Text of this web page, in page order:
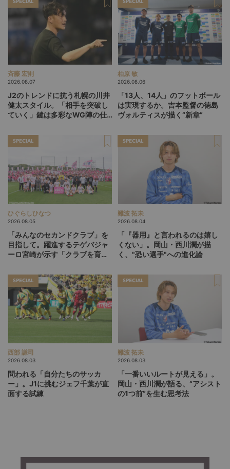
SPECIAL
斉藤 宏則
2026.08.07
J2のトレンドに抗う札幌の川井
健太スタイル。「相手を突破し
ていく」鍵は多彩なWG陣の仕
SPECIAL
柏原 敏
2026.08.06
「13人、14人」のフットボール
は実現するか。吉本監督の徳島
ヴォルティスが描く“新章”
SPECIAL
ひぐらしひなつ
2026.08.05
「みんなのセカンドクラブ」を
目指して。躍進するテゲバジャ
ーロ宮崎が示す「クラブを育て
SPECIAL
難波 拓未
2026.08.04
「『器用』と言われるのは嬉し
くない」。岡山・西川潤が描
く、"恐い選手"への進化論
SPECIAL
西部 謙司
2026.08.03
問われる「自分たちのサッカ
ー」。J1に挑むジェフ千葉が直
面する試練
SPECIAL
難波 拓未
2026.08.03
「一番いいルートが見える」。
岡山・西川潤が語る、“アシスト
の1つ前”を生む思考法